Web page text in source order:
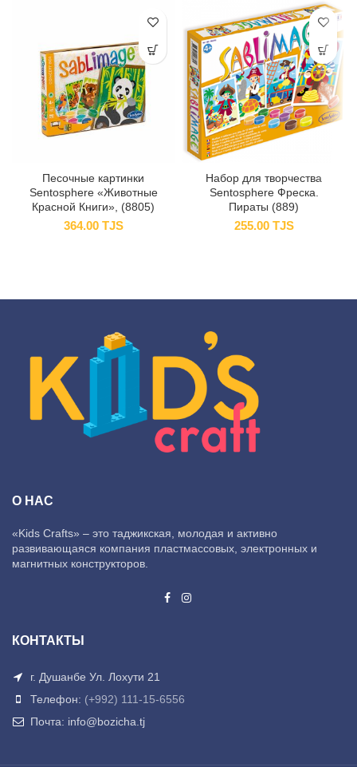
Песочные картинки
Sentosphere «Животные
Красной Книги», (8805)
364.00 TJS
Набор для творчества
Sentosphere Фреска.
Пираты (889)
255.00 TJS
О НАС
«Kids Crafts» – это таджикская, молодая и активно
развивающаяся компания пластмассовых, электронных и
магнитных конструкторов.
КОНТАКТЫ
г. Душанбе Ул. Лохути 21
Телефон: (+992) 111-15-6556
Почта: info@bozicha.tj